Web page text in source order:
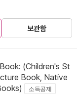
보관함
(Children's St
Book, Native
소득공제